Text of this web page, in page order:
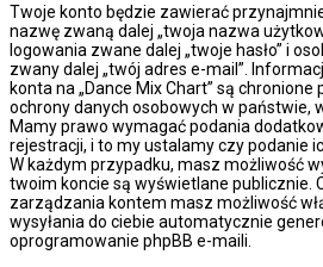
Twoje konto będzie zawierać
nazwę zwaną dalej „twoja nazwa
logowania zwane dalej „twoje hasło” i
zwany dalej „twój adres e-mail”.
konta na „Dance Mix Chart” są
ochrony danych osobowych w państwie,
Mamy prawo wymagać podania
rejestracji, i to my ustalamy czy podanie
W każdym przypadku, masz możliwość
twoim koncie są wyświetlane publicznie.
zarządzania kontem masz możliwość
wysyłania do ciebie automatycznie
oprogramowanie phpBB e-maili.